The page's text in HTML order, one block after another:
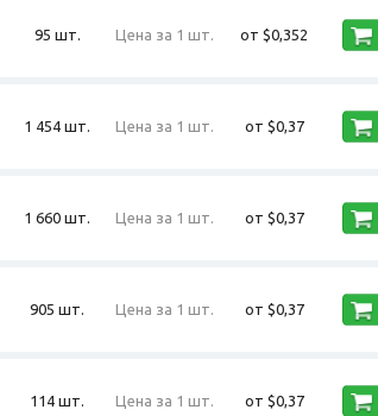
95 шт. Цена за 1 шт. от $0,352
1 454 шт. Цена за 1 шт. от $0,37
1 660 шт. Цена за 1 шт. от $0,37
905 шт. Цена за 1 шт. от $0,37
114 шт. Цена за 1 шт. от $0,37